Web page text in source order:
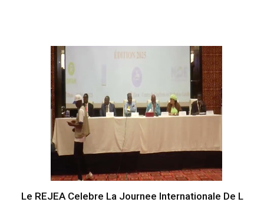
Le REJEA Celebre La Journee Internationale De L